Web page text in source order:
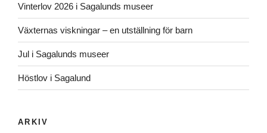
Vinterlov 2026 i Sagalunds museer
Växternas viskningar – en utställning för barn
Jul i Sagalunds museer
Höstlov i Sagalund
ARKIV